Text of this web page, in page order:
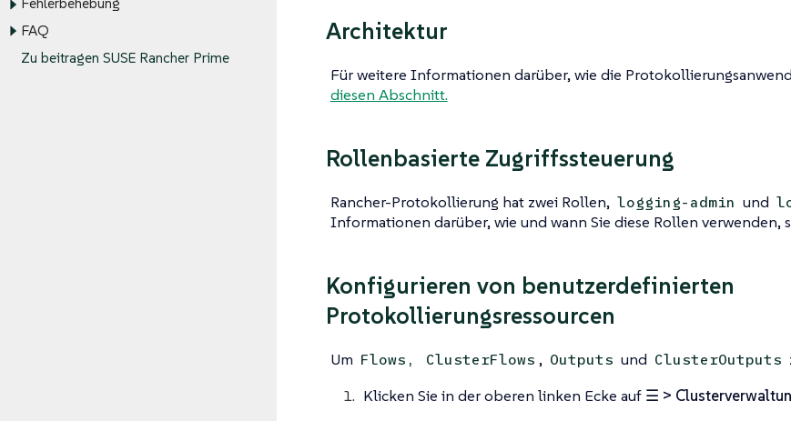
Fehlerbehebung
FAQ
Zu beitragen SUSE Rancher Prime
Architektur
Für weitere Informationen darüber, wie die
diesen Abschnitt.
Rollenbasierte Zugriffssteuerung
Rancher-Protokollierung hat zwei Rollen, logging-admin und
Informationen darüber, wie und wann Sie diese Rollen verwenden,
Konfigurieren von benutzerdefinierten
Protokollierungsressourcen
Um Flows, ClusterFlows , Outputs und ClusterOutputs
Klicken Sie in der oberen linken Ecke auf ☰ >